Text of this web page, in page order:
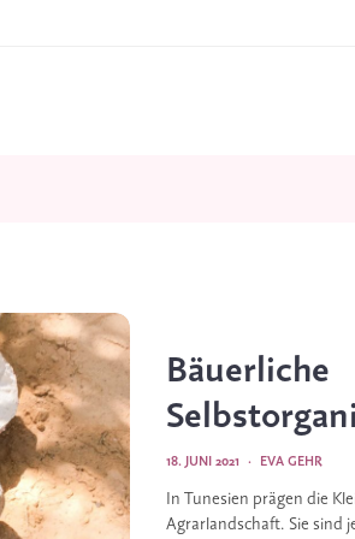
Bäuerliche
EVA GEHR
·
18. JUNI 2021
In Tunesien prägen die
Agrarlandschaft. Sie sind